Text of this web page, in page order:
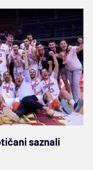
saznali